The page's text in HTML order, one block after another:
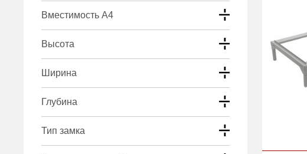
Вместимость А4
Высота
Ширина
Глубина
Тип замка